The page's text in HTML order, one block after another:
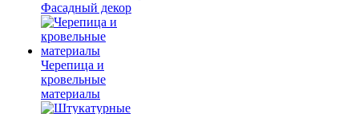
Фасадный декор
Черепица и
кровельные
материалы